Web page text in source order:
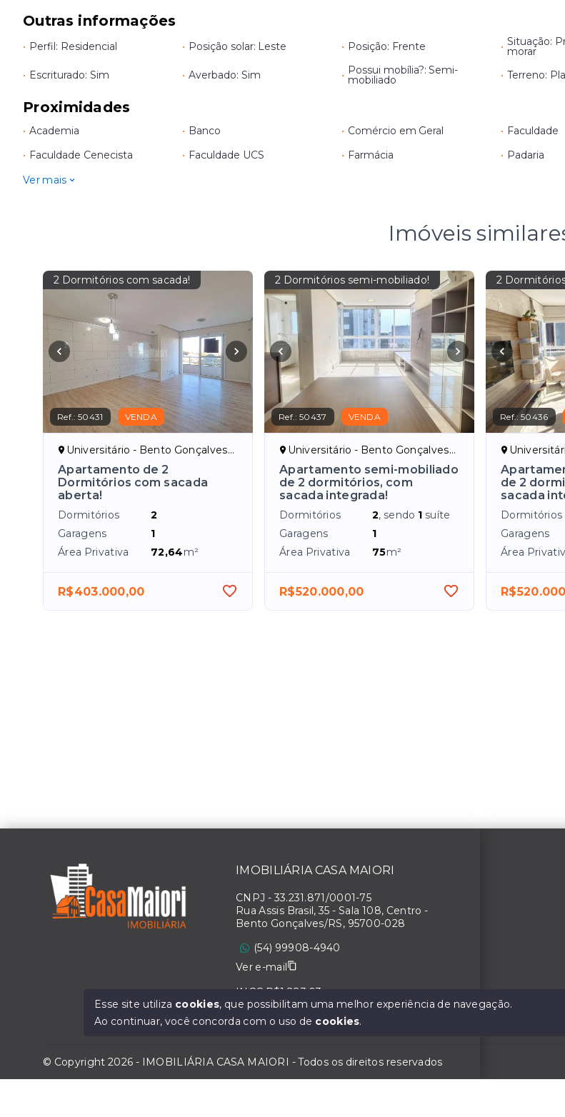
Outras informações
• Perfil: Residencial • Posição solar: Leste • Posição: Frente • Situação:
morar
• Escriturado: Sim • Averbado: Sim • Possui mobília?: Semi-
mobiliado • Terreno:
Proximidades
• Academia • Banco • Comércio em Geral • Faculdade
• Faculdade Cenecista • Faculdade UCS • Farmácia • Padaria
Ver mais
Imóveis
2 Dormitórios com sacada!
Ref.:50431 VENDA
Universitário - Bento Gonçalves/RS
Apartamento de 2
Dormitórios com sacada
aberta!
Dormitórios
2
Garagens
1
Área Privativa
72,64m²
R$403.000,00
2 Dormitórios semi-mobiliado!
Ref.:50437 VENDA
Universitário - Bento Gonçalves/RS
Apartamento semi-mobiliado
de 2 dormitórios, com
sacada integrada!
Dormitórios 2, sendo 1 suíte
Garagens
1
Área Privativa
75m²
R$520.000,00
2
Ref.:50436
de 2
sacada
Dormitórios
Garagens
Área
IMOBILIÁRIA CASA MAIORI
CNPJ - 33.231.871/0001-75
Rua Assis Brasil, 35 - Sala 108, Centro -
Bento Gonçalves/RS, 95700-028
(54) 99908-4940
Ver e-mail
INCC R$1.283,03
© Copyright 2026 - IMOBILIÁRIA CASA MAIORI - Todos os direitos reservados
Esse site utiliza cookies, que possibilitam uma melhor experiência de navegação.
Ao continuar, você concorda com o uso de cookies.